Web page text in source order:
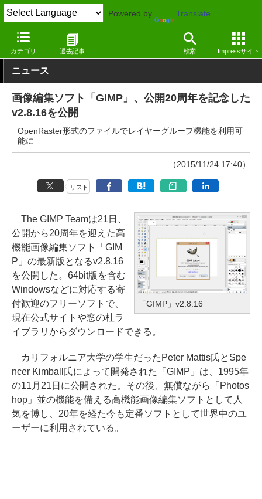
Powered by Translate
カテゴリ 過去記事 検索 Impressサイト
窓の杜 画像・映像・音楽
ニュース
画像編集ソフト「GIMP」、公開20周年を記念した
v2.8.16を公開
OpenRaster形式のファイルでレイヤーグループ機能を利用可
能に
（2015/11/24 17:40）
リスト
「GIMP」v2.8.16
The GIMP Teamは21日、
公開から20周年を迎えた高
機能画像編集ソフト「GIM
P」の最新版となるv2.8.16
を公開した。64bit版を含む
Windowsなどに対応する寄
付歓迎のフリーソフトで、
現在公式サイトや窓の杜ラ
イブラリからダウンロードできる。
カリフォルニア大学の学生だったPeter Mattis氏とSpe
ncer Kimball氏によって開発された「GIMP」は、1995年
の11月21日に公開された。その後、無償ながら「Photos
hop」並の機能を備える高機能画像編集ソフトとして人
気を博し、20年を経た今も定番ソフトとして世界中のユ
ーザーに利用されている。